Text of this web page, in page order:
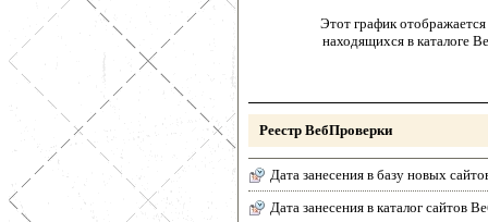
Этот график отображается
находящихся в каталоге
Реестр ВебПроверки
Дата занесения в базу новых
Дата занесения в каталог сайтов